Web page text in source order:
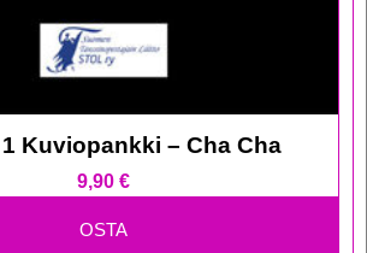
Kuviopankki – Cha Cha
9,90 €
OSTA